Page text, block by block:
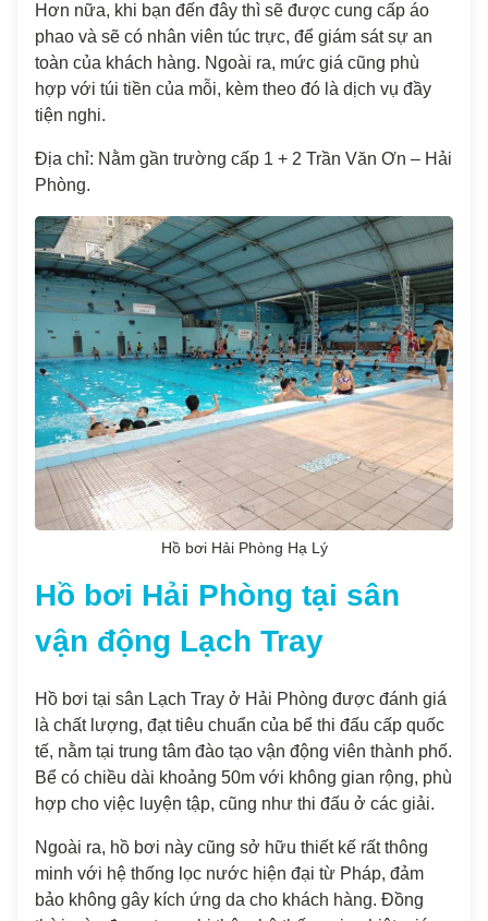
Hơn nữa, khi bạn đến đây thì sẽ được cung cấp áo
phao và sẽ có nhân viên túc trực, để giám sát sự an
toàn của khách hàng. Ngoài ra, mức giá cũng phù
hợp với túi tiền của mỗi, kèm theo đó là dịch vụ đầy
tiện nghi.
Địa chỉ: Nằm gần trường cấp 1 + 2 Trần Văn Ơn – Hải
Phòng.
Hồ bơi Hải Phòng Hạ Lý
Hồ bơi Hải Phòng tại sân
vận động Lạch Tray
Hồ bơi tại sân Lạch Tray ở Hải Phòng được đánh giá
là chất lượng, đạt tiêu chuẩn của bể thi đấu cấp quốc
tế, nằm tại trung tâm đào tạo vận động viên thành phố.
Bể có chiều dài khoảng 50m với không gian rộng, phù
hợp cho việc luyện tập, cũng như thi đấu ở các giải.
Ngoài ra, hồ bơi này cũng sở hữu thiết kế rất thông
minh với hệ thống lọc nước hiện đại từ Pháp, đảm
bảo không gây kích ứng da cho khách hàng. Đồng